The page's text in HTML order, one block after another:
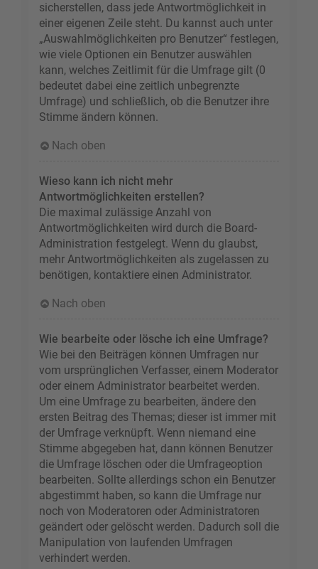
sicherstellen, dass jede Antwortmöglichkeit in
einer eigenen Zeile steht. Du kannst auch unter
„Auswahlmöglichkeiten pro Benutzer“ festlegen,
wie viele Optionen ein Benutzer auswählen
kann, welches Zeitlimit für die Umfrage gilt (0
bedeutet dabei eine zeitlich unbegrenzte
Umfrage) und schließlich, ob die Benutzer ihre
Stimme ändern können.
Nach oben
Wieso kann ich nicht mehr
Antwortmöglichkeiten erstellen?
Die maximal zulässige Anzahl von
Antwortmöglichkeiten wird durch die Board-
Administration festgelegt. Wenn du glaubst,
mehr Antwortmöglichkeiten als zugelassen zu
benötigen, kontaktiere einen Administrator.
Nach oben
Wie bearbeite oder lösche ich eine Umfrage?
Wie bei den Beiträgen können Umfragen nur
vom ursprünglichen Verfasser, einem Moderator
oder einem Administrator bearbeitet werden.
Um eine Umfrage zu bearbeiten, ändere den
ersten Beitrag des Themas; dieser ist immer mit
der Umfrage verknüpft. Wenn niemand eine
Stimme abgegeben hat, dann können Benutzer
die Umfrage löschen oder die Umfrageoption
bearbeiten. Sollte allerdings schon ein Benutzer
abgestimmt haben, so kann die Umfrage nur
noch von Moderatoren oder Administratoren
geändert oder gelöscht werden. Dadurch soll die
Manipulation von laufenden Umfragen
verhindert werden.